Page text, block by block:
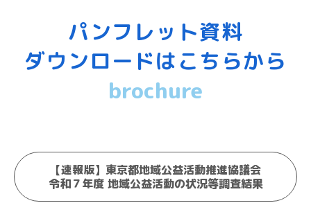
パンフレット資料
ダウンロードはこちらから
brochure
【速報版】東京都地域公益活動推進協議会
令和７年度 地域公益活動の状況等調査結果